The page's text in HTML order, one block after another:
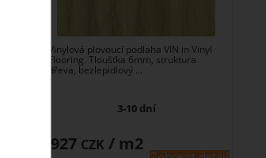
Vinylová plovoucí podlaha VIN in Vinyl
Flooring. Tloušťka 6mm, struktura
dřeva, bezlepidlový ...
3-10 dní
927 CZK / m2